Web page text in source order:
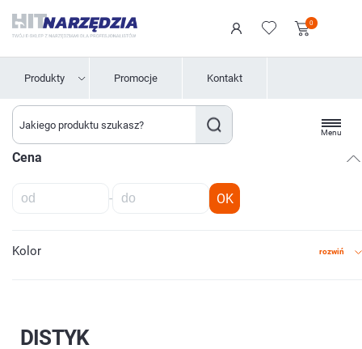
0
Produkty Promocje Kontakt
Menu
Cena
- OK
Kolor rozwiń
DISTYK